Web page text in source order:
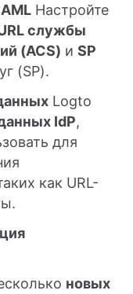
Настройте
службы
(ACS) и SP
(SP).
Logto
IdP,
для
как URL-
новых